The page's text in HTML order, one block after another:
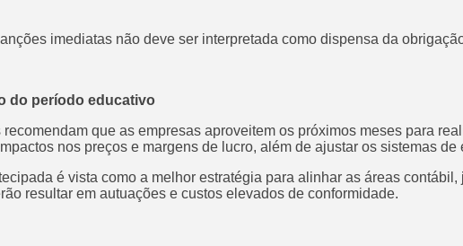
imediatas não deve ser interpretada como dispensa da
do período educativo
que as empresas aproveitem os próximos meses para
nos preços e margens de lucro, além de ajustar os sistemas
é vista como a melhor estratégia para alinhar as áreas
resultar em autuações e custos elevados de conformidade.